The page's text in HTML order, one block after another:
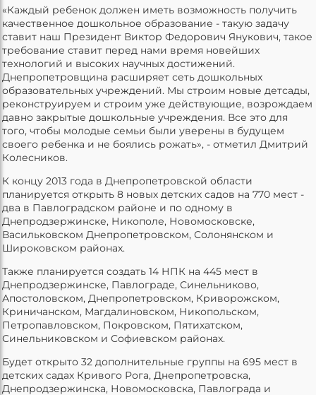
«Каждый ребенок должен иметь возможность получить
качественное дошкольное образование - такую задачу
ставит наш Президент Виктор Федорович Янукович, такое
требование ставит перед нами время новейших
технологий и высоких научных достижений.
Днепропетровщина расширяет сеть дошкольных
образовательных учреждений. Мы строим новые детсады,
реконструируем и строим уже действующие, возрождаем
давно закрытые дошкольные учреждения. Все это для
того, чтобы молодые семьи были уверены в будущем
своего ребенка и не боялись рожать», - отметил Дмитрий
Колесников.
К концу 2013 года в Днепропетровской области
планируется открыть 8 новых детских садов на 770 мест -
два в Павлоградском районе и по одному в
Днепродзержинске, Никополе, Новомосковске,
Васильковском Днепропетровском, Солонянском и
Широковском районах.
Также планируется создать 14 НПК на 445 мест в
Днепродзержинске, Павлограде, Синельниково,
Апостоловском, Днепропетровском, Криворожском,
Криничанском, Магдалиновском, Никопольском,
Петропавловском, Покровском, Пятихатском,
Синельниковском и Софиевском районах.
Будет открыто 32 дополнительные группы на 695 мест в
детских садах Кривого Рога, Днепропетровска,
Днепродзержинска, Новомосковска, Павлограда и